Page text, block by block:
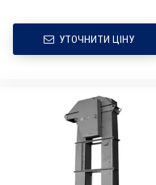
УТОЧНИТИ ЦІНУ